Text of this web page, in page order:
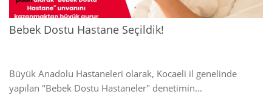
Bebek Dostu Hastane Seçildik!
Büyük Anadolu Hastaneleri olarak, Kocaeli il genelinde
yapılan "Bebek Dostu Hastaneler" denetimin...